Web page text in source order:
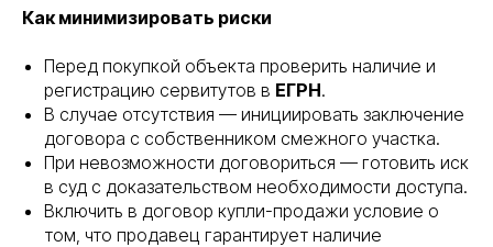
Как минимизировать риски
Перед покупкой объекта проверить наличие и
регистрацию сервитутов в ЕГРН.
В случае отсутствия — инициировать заключение
договора с собственником смежного участка.
При невозможности договориться — готовить иск
в суд с доказательством необходимости доступа.
Включить в договор купли-продажи условие о
том, что продавец гарантирует наличие